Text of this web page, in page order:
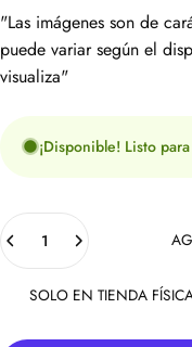
"Las imágenes son de
puede variar según el
visualiza"
¡Disponible! Listo
Cantidad
SOLO EN TIENDA